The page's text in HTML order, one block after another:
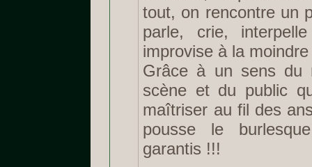
tout, on rencontre un
parle, crie,
improvise à la
Grâce à un sens du
scène et du public
maîtriser au fil des
pousse le
garantis !!!